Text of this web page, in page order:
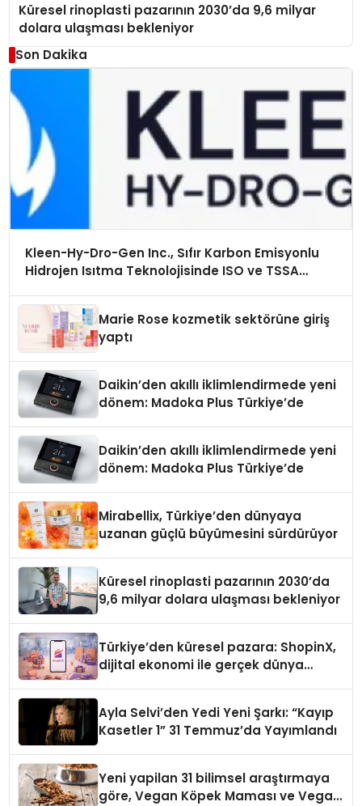
Küresel rinoplasti pazarının 2030’da 9,6 milyar
dolara ulaşması bekleniyor
Son Dakika
Kleen-Hy-Dro-Gen Inc., Sıfır Karbon Emisyonlu
Hidrojen Isıtma Teknolojisinde ISO ve TSSA
Marie Rose kozmetik sektörüne giriş
yaptı
Daikin’den akıllı iklimlendirmede yeni
dönem: Madoka Plus Türkiye’de
Daikin’den akıllı iklimlendirmede yeni
dönem: Madoka Plus Türkiye’de
Mirabellix, Türkiye’den dünyaya
uzanan güçlü büyümesini sürdürüyor
Küresel rinoplasti pazarının 2030’da
9,6 milyar dolara ulaşması bekleniyor
Türkiye’den küresel pazara: ShopinX,
dijital ekonomi ile gerçek dünya
Ayla Selvi’den Yedi Yeni Şarkı: “Kayıp
Kasetler 1” 31 Temmuz’da Yayımlandı
Yeni yapilan 31 bilimsel araştırmaya
göre, Vegan Köpek Maması ve Vegan